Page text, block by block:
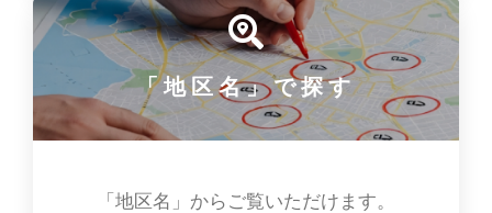
「地区名」で探す
「地区名」からご覧いただけます。